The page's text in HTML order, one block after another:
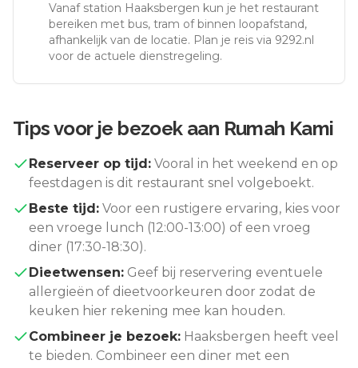
Vanaf station Haaksbergen kun je het restaurant
bereiken met bus, tram of binnen loopafstand,
afhankelijk van de locatie. Plan je reis via 9292.nl
voor de actuele dienstregeling.
Tips voor je bezoek aan Rumah Kami
Reserveer op tijd: Vooral in het weekend en op
feestdagen is dit restaurant snel volgeboekt.
Beste tijd: Voor een rustigere ervaring, kies voor
een vroege lunch (12:00-13:00) of een vroeg
diner (17:30-18:30).
Dieetwensen: Geef bij reservering eventuele
allergieën of dieetvoorkeuren door zodat de
keuken hier rekening mee kan houden.
Combineer je bezoek: Haaksbergen heeft veel
te bieden. Combineer een diner met een